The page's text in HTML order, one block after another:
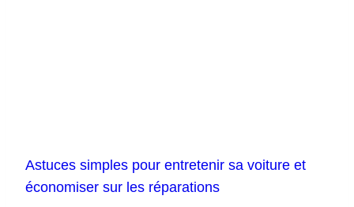
Astuces simples pour entretenir sa voiture et
économiser sur les réparations